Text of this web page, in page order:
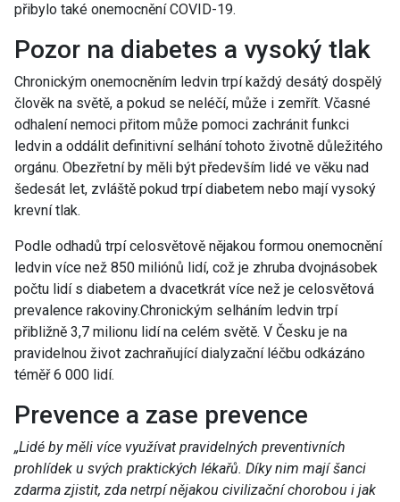
přibylo také onemocnění COVID-19.
Pozor na diabetes a vysoký tlak
Chronickým onemocněním ledvin trpí každý desátý dospělý
člověk na světě, a pokud se neléčí, může i zemřít. Včasné
odhalení nemoci přitom může pomoci zachránit funkci
ledvin a oddálit definitivní selhání tohoto životně důležitého
orgánu. Obezřetní by měli být především lidé ve věku nad
šedesát let, zvláště pokud trpí diabetem nebo mají vysoký
krevní tlak.
Podle odhadů trpí celosvětově nějakou formou onemocnění
ledvin více než 850 miliónů lidí, což je zhruba dvojnásobek
počtu lidí s diabetem a dvacetkrát více než je celosvětová
prevalence rakoviny.Chronickým selháním ledvin trpí
přibližně 3,7 milionu lidí na celém světě. V Česku je na
pravidelnou život zachraňující dialyzační léčbu odkázáno
téměř 6 000 lidí.
Prevence a zase prevence
„Lidé by měli více využívat pravidelných preventivních
prohlídek u svých praktických lékařů. Díky nim mají šanci
zdarma zjistit, zda netrpí nějakou civilizační chorobou i jak